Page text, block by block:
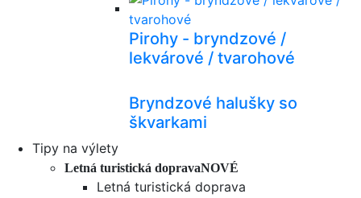
Pirohy - bryndzové /
lekvárové / tvarohové
Bryndzové halušky so
škvarkami
Tipy na výlety
Letná turistická dopravaNOVÉ
Letná turistická doprava